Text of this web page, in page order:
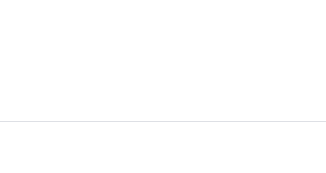
OLIEBEDRIJVEN ONDER DRUK OP